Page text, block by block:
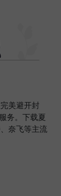
美避开封
务。下载夏
奈飞等主流